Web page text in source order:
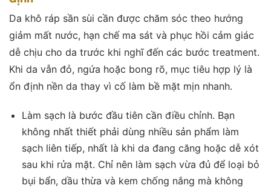
Da khô ráp sần sùi cần được chăm sóc theo hướng
giảm mất nước, hạn chế ma sát và phục hồi cảm giác
dễ chịu cho da trước khi nghĩ đến các bước treatment.
Khi da vẫn đỏ, ngứa hoặc bong rõ, mục tiêu hợp lý là
ổn định nền da thay vì cố làm bề mặt mịn nhanh.
Làm sạch là bước đầu tiên cần điều chỉnh. Bạn
không nhất thiết phải dùng nhiều sản phẩm làm
sạch liên tiếp, nhất là khi da đang căng hoặc dễ xót
sau khi rửa mặt. Chỉ nên làm sạch vừa đủ để loại bỏ
bụi bẩn, dầu thừa và kem chống nắng mà không